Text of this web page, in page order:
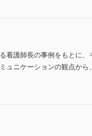
看護師長の事例をもとに
ュニケーションの観点か